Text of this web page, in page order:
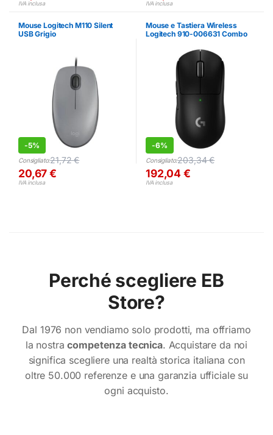
IVA inclusa IVA inclusa
Mouse Logitech M110 Silent
USB Grigio
-5%
Consigliato:21,72€
20,67€
IVA inclusa
Mouse e Tastiera Wireless
Logitech 910-006631 Combo
-6%
Consigliato:203,34€
192,04€
IVA inclusa
Perché scegliere EB
Store?
Dal 1976 non vendiamo solo prodotti, ma offriamo
la nostracompetenza tecnica. Acquistare da noi
significa scegliere una realtà storica italiana con
oltre 50.000 referenze e una garanzia ufficiale su
ogni acquisto.